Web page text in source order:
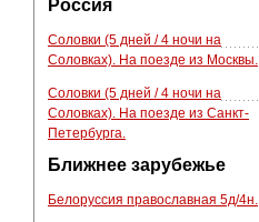
Россия
Соловки (5 дней / 4 ночи на
Соловках). На поезде из Москвы.
Соловки (5 дней / 4 ночи на
Соловках). На поезде из Санкт-
Петербурга.
Ближнее зарубежье
Белоруссия православная 5д/4н.